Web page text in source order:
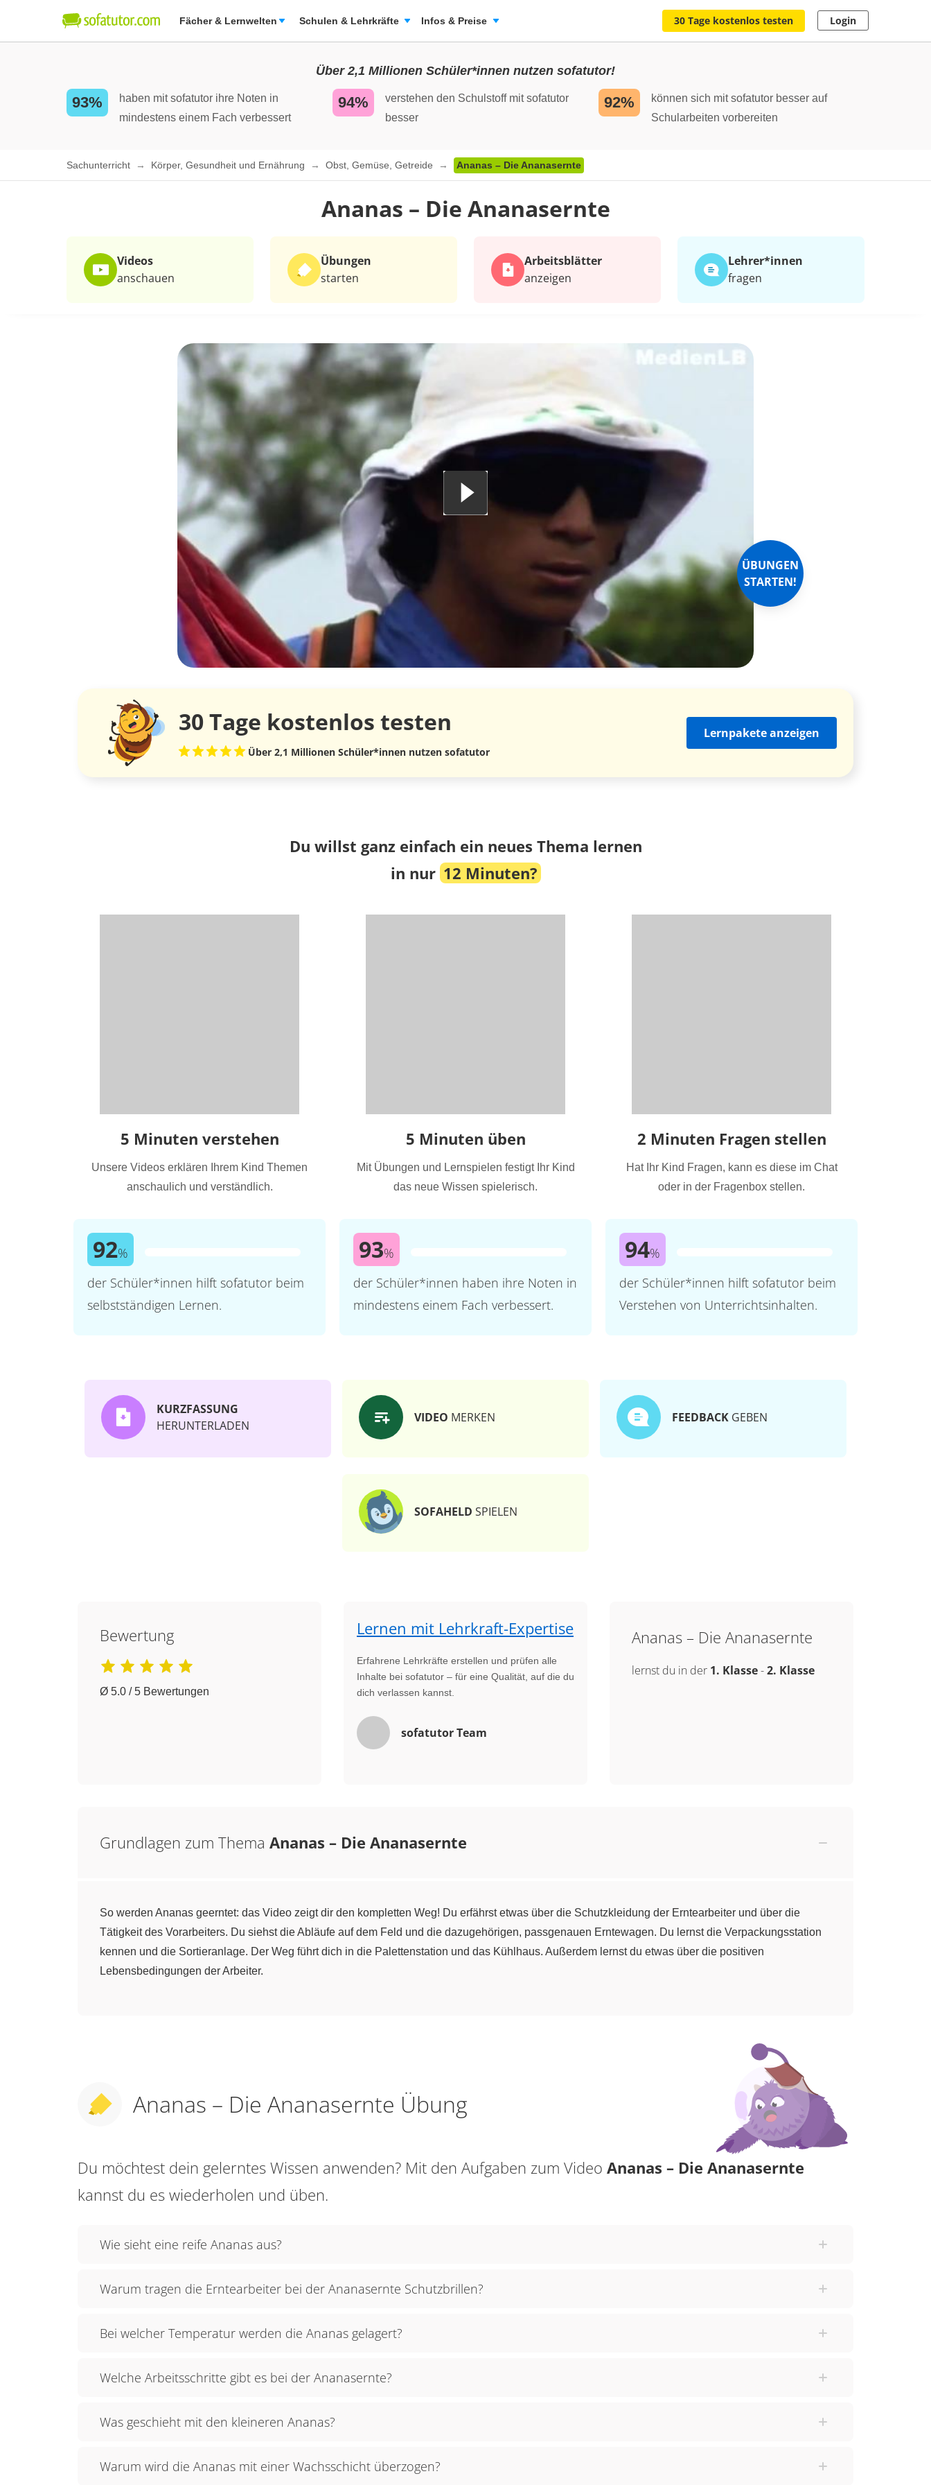
Fächer & Lernwelten Schulen & Lehrkräfte Infos & Preise 30 Tage kostenlos testen Login
Über 2,1 Millionen Schüler*innen nutzen sofatutor!
93%
haben mit sofatutor ihre Noten in
mindestens einem Fach verbessert
94%
verstehen den Schulstoff mit sofatutor
besser
92%
können sich mit sofatutor besser auf
Schularbeiten vorbereiten
Sachunterricht Körper, Gesundheit und Ernährung Obst, Gemüse, Getreide Ananas – Die Ananasernte
Ananas – Die Ananasernte
Videos
anschauen
Übungen
starten
Arbeits­blätter
anzeigen
Lehrer*​innen
fragen
ÜBUNGEN
STARTEN!
30 Tage kostenlos testen
Über 2,1 Millionen Schüler*innen nutzen sofatutor
Lernpakete anzeigen
Du willst ganz einfach ein neues Thema lernen
in nur 12 Minuten?
5 Minuten verstehen
Unsere Videos erklären Ihrem Kind Themen
anschaulich und verständlich.
92%
der Schüler*innen hilft sofatutor beim
selbstständigen Lernen.
5 Minuten üben
Mit Übungen und Lernspielen festigt Ihr Kind
das neue Wissen spielerisch.
93%
der Schüler*innen haben ihre Noten in
mindestens einem Fach verbessert.
2 Minuten Fragen stellen
Hat Ihr Kind Fragen, kann es diese im Chat
oder in der Fragenbox stellen.
94%
der Schüler*innen hilft sofatutor beim
Verstehen von Unterrichtsinhalten.
KURZFASSUNG
HERUNTERLADEN
VIDEO MERKEN FEEDBACK GEBEN
SOFAHELD SPIELEN
Bewertung
Ø 5.0 / 5 Bewertungen
Lernen mit Lehrkraft-Expertise
Erfahrene Lehrkräfte erstellen und prüfen alle
Inhalte bei sofatutor – für eine Qualität, auf die du
dich verlassen kannst.
sofatutor Team
Ananas – Die Ananasernte
lernst du in der 1. Klasse-2. Klasse
Grundlagen zum Thema Ananas – Die Ananasernte
So werden Ananas geerntet: das Video zeigt dir den kompletten Weg! Du erfährst etwas über die Schutzkleidung der Erntearbeiter und über die
Tätigkeit des Vorarbeiters. Du siehst die Abläufe auf dem Feld und die dazugehörigen, passgenauen Erntewagen. Du lernst die Verpackungsstation
kennen und die Sortieranlage. Der Weg führt dich in die Palettenstation und das Kühlhaus. Außerdem lernst du etwas über die positiven
Lebensbedingungen der Arbeiter.
Ananas – Die Ananasernte Übung
Du möchtest dein gelerntes Wissen anwenden? Mit den Aufgaben zum Video Ananas – Die Ananasernte
kannst du es wiederholen und üben.
Wie sieht eine reife Ananas aus?
Warum tragen die Erntearbeiter bei der Ananasernte Schutzbrillen?
Bei welcher Temperatur werden die Ananas gelagert?
Welche Arbeitsschritte gibt es bei der Ananasernte?
Was geschieht mit den kleineren Ananas?
Warum wird die Ananas mit einer Wachsschicht überzogen?